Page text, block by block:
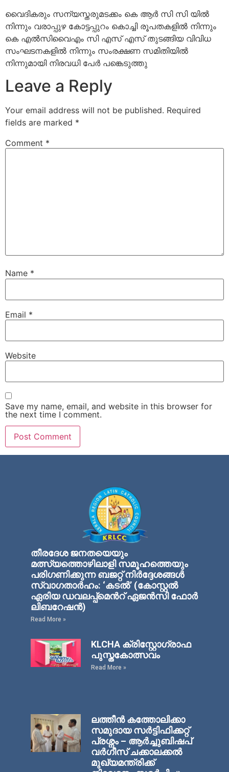
വൈദികരും സന്യസ്തരുമടക്കം കെ ആർ സി സി യിൽ
നിന്നും വരാപ്പുഴ കോട്ടപ്പുറം കൊച്ചി രൂപതകളിൽ നിന്നും
കെ എൽസിവൈഎം സി എസ് എസ് തുടങ്ങിയ വിവിധ
സംഘടനകളിൽ നിന്നും സംരക്ഷണ സമിതിയിൽ
നിന്നുമായി നിരവധി പേർ പങ്കെടുത്തു
Leave a Reply
Your email address will not be published. Required
fields are marked *
Comment *
Name *
Email *
Website
Save my name, email, and website in this browser for
the next time I comment.
തീരദേശ ജനതയെയും
മത്സ്യത്തൊഴിലാളി സമൂഹത്തെയും
പരിഗണിക്കുന്ന ബജറ്റ് നിര്‍ദ്ദേശങ്ങള്‍
സ്വാഗതാര്‍ഹം: ‘കടല്‍’ (കോസ്റ്റല്‍
ഏരിയ ഡവലപ്പ്മെന്‍റ് ഏജന്‍സി ഫോര്‍
ലിബറേഷന്‍)
Read More »
KLCHA ക്രിസ്റ്റോഗ്രാഫ
പുസ്തകോത്സവം
Read More »
ലത്തീൻ കത്തോലിക്കാ
സമുദായ സർട്ടിഫിക്കറ്റ്
പ്രശ്നം – ആർച്ചുബിഷപ്
വർഗീസ് ചക്കാലക്കൽ
മുഖ്യമന്ത്രിക്ക്